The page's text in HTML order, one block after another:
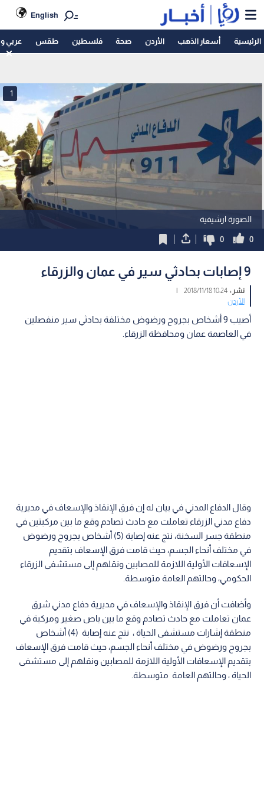
English
الرئيسية أسعار الذهب الأردن صحة فلسطين طقس عربي
الصورة ارشيفية
1
0
0
9 إصابات بحادثي سير في عمان والزرقاء
نشر :10:24 2018/11/18
|
الأردن
أصيب 9 أشخاص بجروح ورضوض مختلفة بحادثي سير منفصلين
في العاصمة عمان ومحافظة الزرقاء.
وقال الدفاع المدني في بيان له إن فرق الإنقاذ والإسعاف في مديرية
دفاع مدني الزرقاء تعاملت مع حادث تصادم وقع ما بين مركبتين في
منطقة جسر السخنة، نتج عنه إصابة (5) أشخاص بجروح ورضوض
في مختلف أنحاء الجسم، حيث قامت فرق الإسعاف بتقديم
الإسعافات الأولية اللازمة للمصابين ونقلهم إلى مستشفى الزرقاء
الحكومي، وحالتهم العامة متوسطة.
وأضافت أن فرق الإنقاذ والإسعاف في مديرية دفاع مدني شرق
عمان تعاملت مع حادث تصادم وقع ما بين باص صغير ومركبة في
منطقة إشارات مستشفى الحياة ، نتج عنه إصابة (4) أشخاص
بجروح ورضوض في مختلف أنحاء الجسم، حيث قامت فرق الإسعاف
بتقديم الإسعافات الأولية اللازمة للمصابين ونقلهم إلى مستشفى
الحياة ، وحالتهم العامة متوسطة.